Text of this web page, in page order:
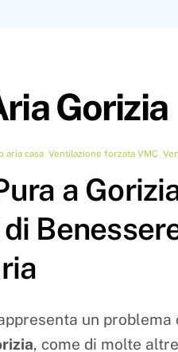
Gorizia
aria casa ,Ventilazione forzata VMC ,
a
di
un
, come di molte